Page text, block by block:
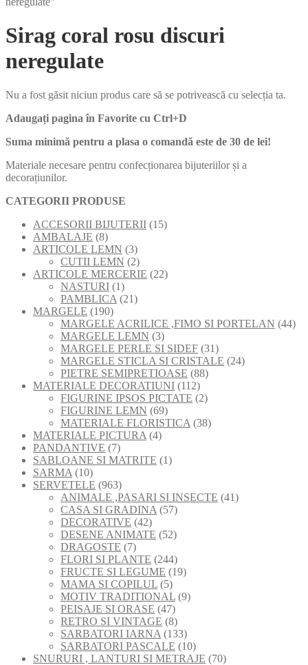
Sirag coral rosu discuri
neregulate
Nu a fost găsit niciun produs care să se potrivească cu selecția ta.
Adaugați pagina în Favorite cu Ctrl+D
Suma minimă pentru a plasa o comandă este de 30 de lei!
Materiale necesare pentru confecționarea bijuteriilor și a
decorațiunilor.
CATEGORII PRODUSE
ACCESORII BIJUTERII 1515
AMBALAJE 88
produse
ARTICOLE LEMN 33
produse
CUTII LEMN 22
produse
ARTICOLE MERCERIE 2222
NASTURI 11
produs
PAMBLICA 2121
produse
MARGELE 190190
de
produse
MARGELE ACRILICE ,FIMO SI PORTELAN 4444
MARGELE LEMN 33
produse
MARGELE PERLE SI SIDEF 3131
de
MARGELE STICLA SI CRISTALE 2424
PIETRE SEMIPRETIOASE 8888
produse
MATERIALE DECORATIUNI 112112
produse
FIGURINE IPSOS PICTATE 22
FIGURINE LEMN 6969
de
MATERIALE FLORISTICA 3838
MATERIALE PICTURA 44
PANDANTIVE 77
produse
SABLOANE SI MATRITE 11
SARMA 1010
produse
SERVETELE 963963
de
produse
ANIMALE ,PASARI SI INSECTE 4141
CASA SI GRADINA 5757
produse
DECORATIVE 4242
de
DESENE ANIMATE 5252
produse
DRAGOSTE 77
produse
FLORI SI PLANTE 244244
de
FRUCTE SI LEGUME 1919
MAMA SI COPILUL 55
produse
MOTIV TRADITIONAL 99
PEISAJE SI ORASE 4747
de
produse
RETRO SI VINTAGE 88
produse
SARBATORI IARNA 133133
de
produse
SARBATORI PASCALE 1010
produse
SNURURI , LANTURI SI METRAJE 7070